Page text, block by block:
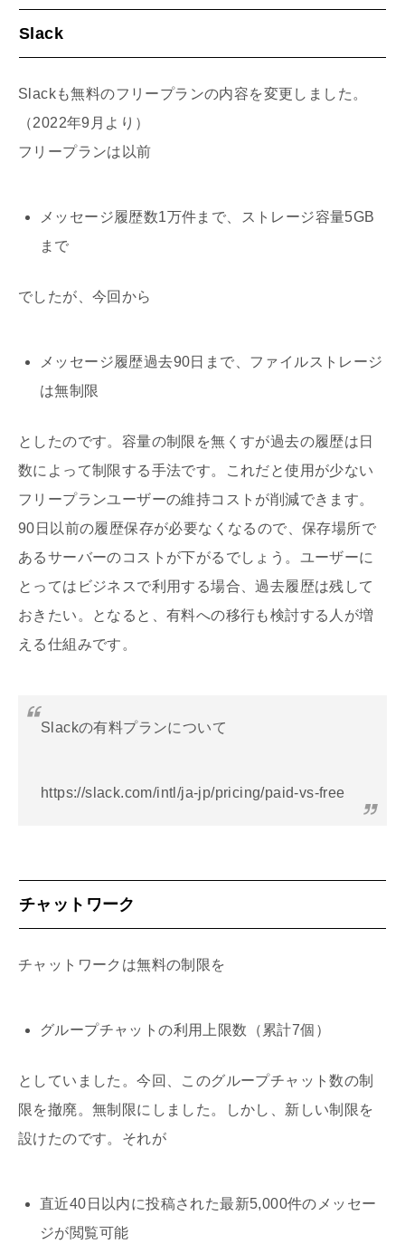
Slack
Slackも無料のフリープランの内容を変更しました。
（2022年9月より）
フリープランは以前
メッセージ履歴数1万件まで、ストレージ容量5GB
まで
でしたが、今回から
メッセージ履歴過去90日まで、ファイルストレージ
は無制限
としたのです。容量の制限を無くすが過去の履歴は日
数によって制限する手法です。これだと使用が少ない
フリープランユーザーの維持コストが削減できます。
90日以前の履歴保存が必要なくなるので、保存場所で
あるサーバーのコストが下がるでしょう。ユーザーに
とってはビジネスで利用する場合、過去履歴は残して
おきたい。となると、有料への移行も検討する人が増
える仕組みです。
Slackの有料プランについて
https://slack.com/intl/ja-jp/pricing/paid-vs-free
チャットワーク
チャットワークは無料の制限を
グループチャットの利用上限数（累計7個）
としていました。今回、このグループチャット数の制
限を撤廃。無制限にしました。しかし、新しい制限を
設けたのです。それが
直近40日以内に投稿された最新5,000件のメッセー
ジが閲覧可能